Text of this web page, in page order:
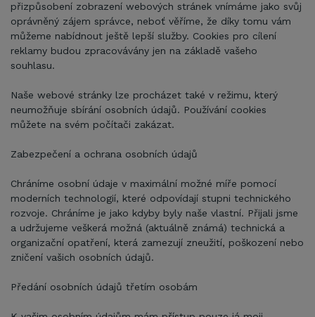
přizpůsobení zobrazení webových stránek vnímáme jako svůj
oprávněný zájem správce, neboť věříme, že díky tomu vám
můžeme nabídnout ještě lepší služby. Cookies pro cílení
reklamy budou zpracovávány jen na základě vašeho
souhlasu.
Naše webové stránky lze procházet také v režimu, který
neumožňuje sbírání osobních údajů. Používání cookies
můžete na svém počítači zakázat.
Zabezpečení a ochrana osobních údajů
Chráníme osobní údaje v maximální možné míře pomocí
moderních technologií, které odpovídají stupni technického
rozvoje. Chráníme je jako kdyby byly naše vlastní. Přijali jsme
a udržujeme veškerá možná (aktuálně známá) technická a
organizační opatření, která zamezují zneužití, poškození nebo
zničení vašich osobních údajů.
Předání osobních údajů třetím osobám